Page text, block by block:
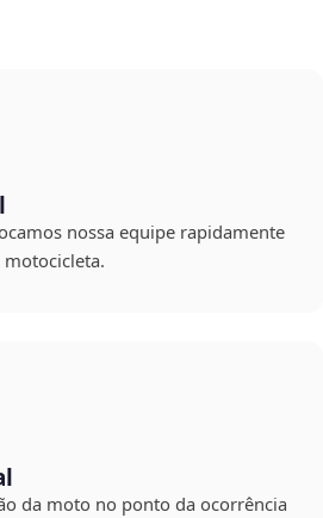
nossa equipe rapidamente
da moto no ponto da ocorrência